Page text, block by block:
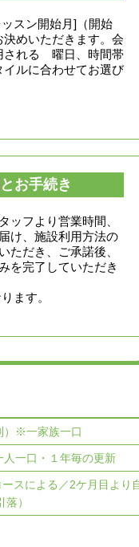
スン開始月]（開始
決めいただきます。会
される 曜日、時間帯
イルに合わせてお選び
お手続き
ッフより営業時間、
け、施設利用方法の
ただき、ご承諾後、
を完了していただき
ます。
）※一家族一口
一口・１年毎の更新
スによる／2ケ月目より
落）